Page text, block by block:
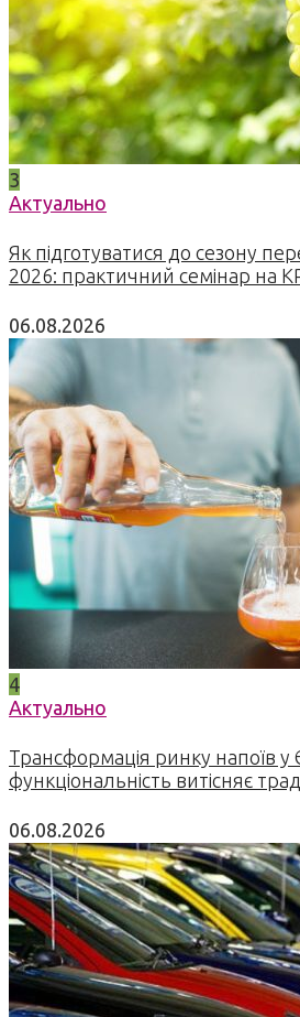
3
Актуально
Як підготуватися до сезону
2026: практичний семінар на
06.08.2026
4
Актуально
Трансформація ринку напоїв у
функціональність витісняє
06.08.2026